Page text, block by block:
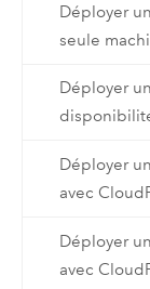
Déployer
seule
Déployer
Déployer
avec
Déployer
avec